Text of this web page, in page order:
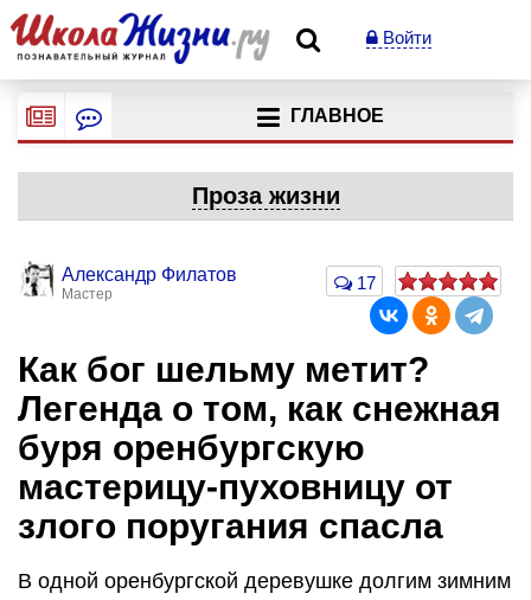
Войти
ГЛАВНОЕ
Проза жизни
Александр Филатов
Мастер
17
Как бог шельму метит?
Легенда о том, как снежная
буря оренбургскую
мастерицу-пуховницу от
злого поругания спасла
В одной оренбургской деревушке долгим зимним